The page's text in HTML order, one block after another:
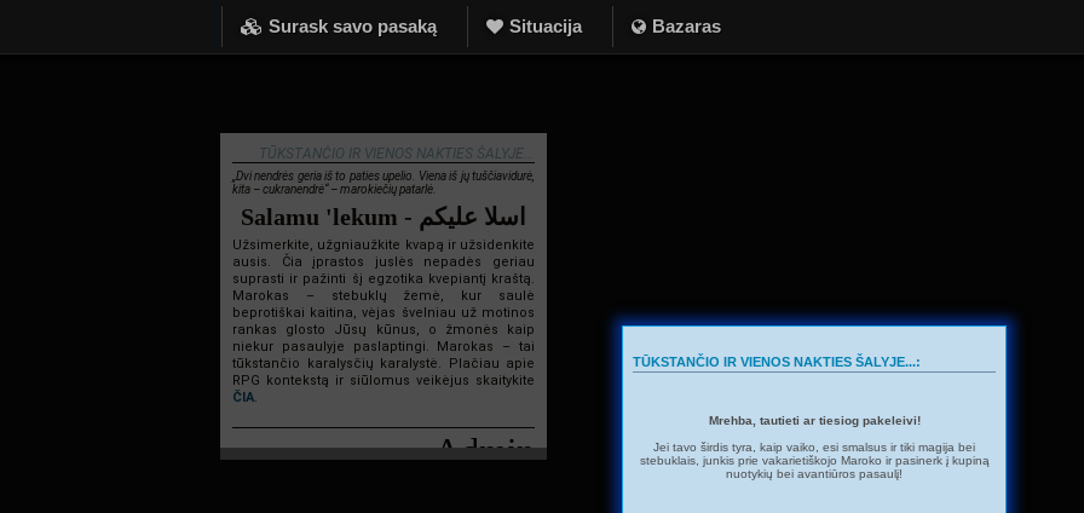
Surask savo pasaką Situacija Bazaras
TŪKSTANČIO IR VIENOS NAKTIES ŠALYJE...
„Dvi nendrės geria iš to paties upelio. Viena iš jų tuščiavidurė,
kita – cukranendrė“ – marokiečių patarlė.
Salamu 'lekum - اسلا عليكم
Užsimerkite, užgniaužkite kvapą ir užsidenkite
ausis. Čia įprastos juslės nepadės geriau
suprasti ir pažinti šį egzotika kvepiantį kraštą.
Marokas – stebuklų žemė, kur saulė
beprotiškai kaitina, vėjas švelniau už motinos
rankas glosto Jūsų kūnus, o žmonės kaip
niekur pasaulyje paslaptingi. Marokas – tai
tūkstančio karalysčių karalystė. Plačiau apie
RPG kontekstą ir siūlomus veikėjus skaitykite
ČIA.
Admin
TŪKSTANČIO IR VIENOS NAKTIES ŠALYJE...:
Mrehba, tautieti ar tiesiog pakeleivi!
Jei tavo širdis tyra, kaip vaiko, esi smalsus ir tiki magija bei
stebuklais, junkis prie vakarietiškojo Maroko ir pasinerk į kupiną
nuotykių bei avantiūros pasaulį!